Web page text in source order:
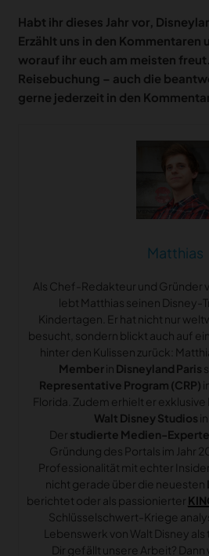
Habt ihr dieses Jahr vor,
Erzählt uns in den Kommentaren
worauf ihr euch am meisten
Reisebuchung – auch die
gerne jederzeit in den
Matthias
Als Chef-Redakteur und Gründer
lebt Matthias seinen Disney-
Kindertagen. Er hat nicht nur
besucht, sondern blickt auch auf
hinter den Kulissen zurück:
Memberin Disneyland Paris
Representative Program (CRP)
Florida. Zudem erhielt er
Walt Disney Studios
Der studierte Medien-Experte
Gründung des Portals im Jahr
Professionalität mit echter
nicht gerade über die neuesten
berichtet oder als passionierter
Schlüsselschwert-Kriege
Lebenswerk von Walt Disney
Dir gefällt unsere Arbeit?